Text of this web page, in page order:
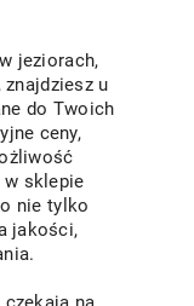
jeziorach,
znajdziesz u
do Twoich
ceny,
w sklepie
nie tylko
jakości,